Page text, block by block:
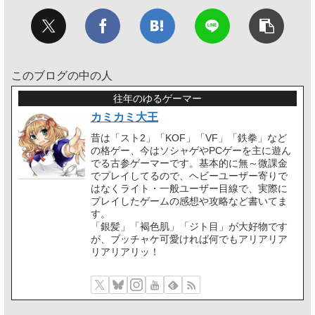
このブログの中の人
往年のゆるゲーマー
カミカミ大王
昔は「スト2」「KOF」「VF」「鉄拳」など
の格ゲー、今はソシャゲやPCゲーを主に遊ん
でる古参ゲーマーです。基本的に無～微課金
でプレイしてるので、ヘビーユーザー寄りで
はなくライト・一般ユーザー目線で、実際に
プレイしたゲームの感想や攻略など書いてま
す。
「銀髪」「褐色肌」「ジト目」が大好物です
が、ブッチャケ可愛ければ何でもアリアリア
リアリアリッ！